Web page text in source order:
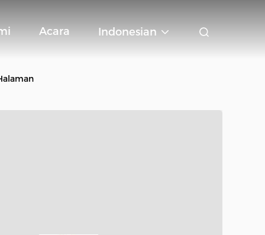
Acara Indonesian